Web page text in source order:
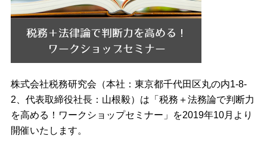
株式会社税務研究会（本社：東京都千代田区丸の内1-8-
2、代表取締役社長：山根毅）は「税務＋法務論で判断力
を高める！ワークショップセミナー」を2019年10月より
開催いたします。